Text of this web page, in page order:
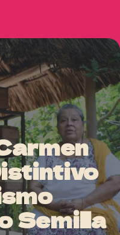
Semilla